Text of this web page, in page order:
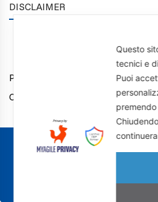
DISCLAIMER
Privacy Policy
Cookie Policy
I NOSTRI
Questo
tecnici e
Puoi